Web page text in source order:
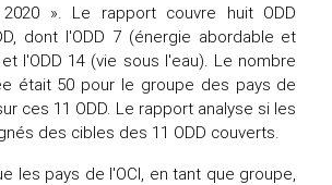
». Le rapport couvre huit ODD
dont l'ODD 7 (énergie abordable et
l'ODD 14 (vie sous l'eau). Le nombre
était 50 pour le groupe des pays de
ces 11 ODD. Le rapport analyse si les
des cibles des 11 ODD couverts.
les pays de l'OCI, en tant que groupe,